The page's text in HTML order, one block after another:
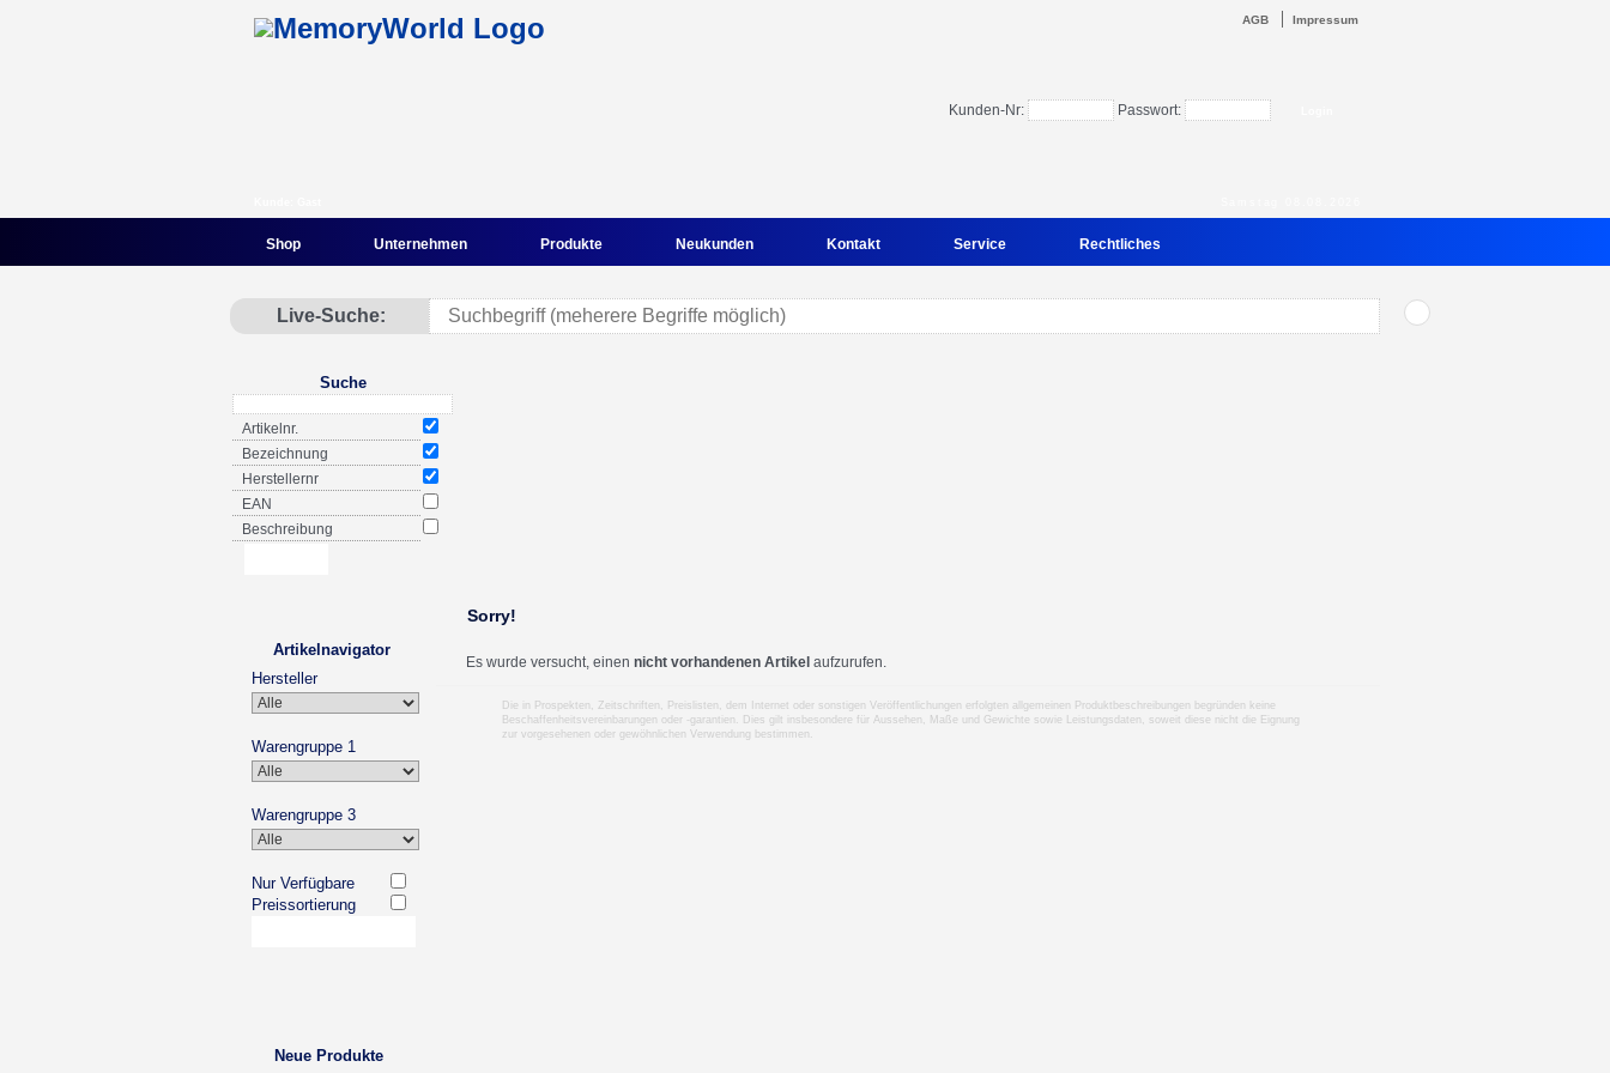
AGB Impressum
Kunden-Nr: Passwort:
Shop Unternehmen Produkte Neukunden Kontakt Service Rechtliches
Live-Suche:
Suche
Artikelnr.
Bezeichnung
Herstellernr
EAN
Beschreibung
Artikelnavigator
Hersteller
Warengruppe 1
Warengruppe 3
Nur Verfügbare
Preissortierung
Neue Produkte
Sorry!
Es wurde versucht, einen nicht vorhandenen Artikel aufzurufen.
Die in Prospekten, Zeitschriften, Preislisten, dem Internet oder sonstigen Veröffentlichungen erfolgten allgemeinen Produktbeschreibungen begründen keine
Beschaffenheitsvereinbarungen oder -garantien. Dies gilt insbesondere für Aussehen, Maße und Gewichte sowie Leistungsdaten, soweit diese nicht die Eignung
zur vorgesehenen oder gewöhnlichen Verwendung bestimmen.